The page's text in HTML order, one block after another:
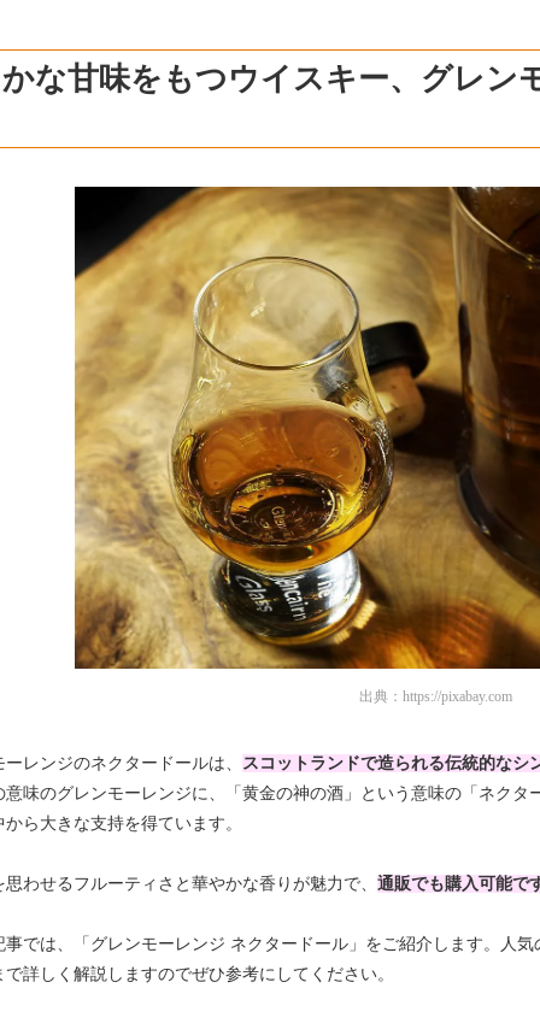
な甘味をもつウイスキー、グレン
出典： https://pixabay.com
レンジのネクタードールは、 スコットランドで造られる伝統的なシ
意味のグレンモーレンジに、「黄金の神の酒」という意味の「ネクタ
ら大きな支持を得ています。
思わせるフルーティさと華やかな香りが魅力で、 通販でも購入可能で
事では、「グレンモーレンジ ネクタードール」をご紹介します。人
で詳しく解説しますのでぜひ参考にしてください。